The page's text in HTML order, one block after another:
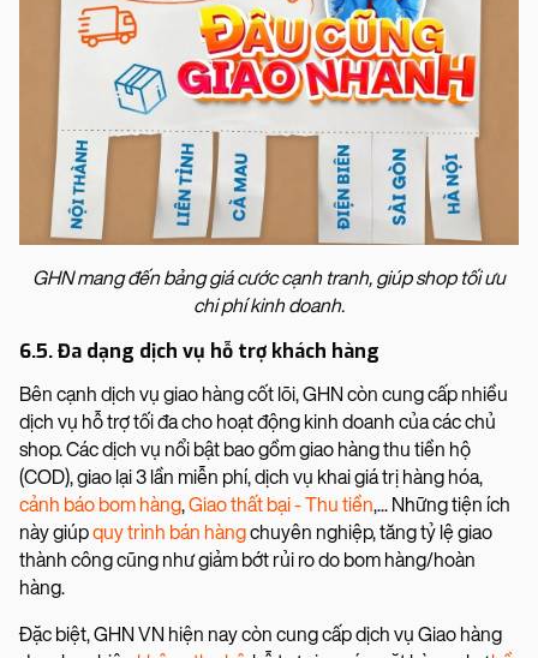
GHN mang đến bảng giá cước cạnh tranh, giúp shop tối ưu
chi phí kinh doanh.
6.5. Đa dạng dịch vụ hỗ trợ khách hàng
Bên cạnh dịch vụ giao hàng cốt lõi, GHN còn cung cấp nhiều
dịch vụ hỗ trợ tối đa cho hoạt động kinh doanh của các chủ
shop. Các dịch vụ nổi bật bao gồm giao hàng thu tiền hộ
(COD), giao lại 3 lần miễn phí, dịch vụ khai giá trị hàng hóa,
cảnh báo bom hàng,Giao thất bại - Thu tiền,... Những tiện ích
này giúpquy trình bán hàngchuyên nghiệp, tăng tỷ lệ giao
thành công cũng như giảm bớt rủi ro do bom hàng/hoàn
hàng.
Đặc biệt, GHN VN hiện nay còn cung cấp dịch vụ Giao hàng